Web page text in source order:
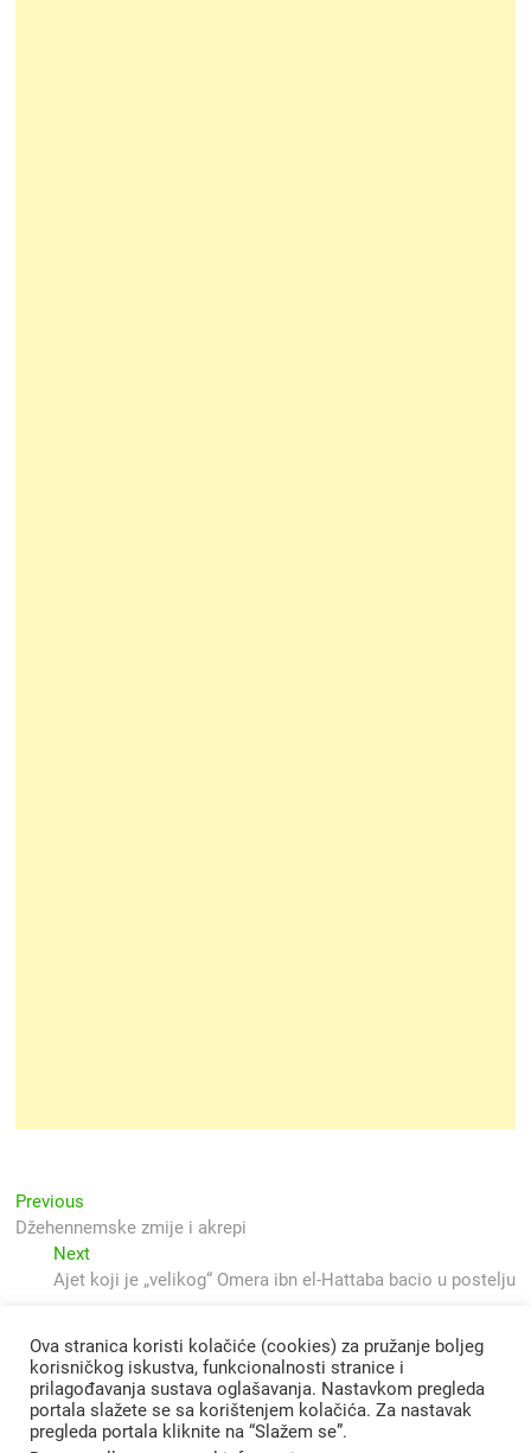
Navigacija
objava
Previous
post:
Džehennemske zmije i akrepi
NextNext
post:
Ajet koji je „velikog“ Omera ibn el-Hattaba bacio u postelju
Ova stranica koristi kolačiće (cookies) za pružanje boljeg
korisničkog iskustva, funkcionalnosti stranice i
prilagođavanja sustava oglašavanja. Nastavkom pregleda
portala slažete se sa korištenjem kolačića. Za nastavak
pregleda portala kliknite na “Slažem se”.